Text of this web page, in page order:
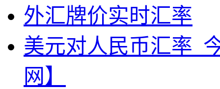
外汇牌价实时汇率
美元对人民币汇率_
网】